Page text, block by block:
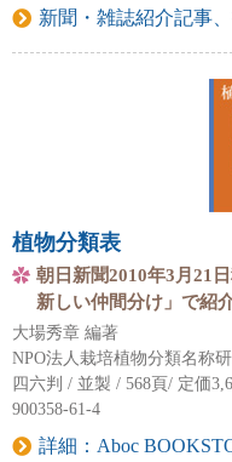
新聞・雑誌紹介記事
植物分類表
朝日新聞2010年3月21
新しい仲間分け」で紹
大場秀章 編著
NPO法人栽培植物分類名称
四六判 / 並製 / 568頁/ 定価
900358-61-4
詳細：Aboc